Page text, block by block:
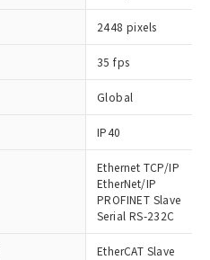
2448 pixels
35 fps
Global
IP40
Ethernet TCP/IP
EtherNet/IP
PROFINET Slave
Serial RS-232C
EtherCAT Slave